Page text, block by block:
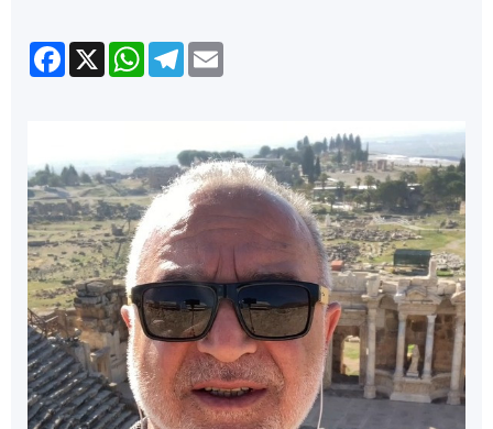
Facebook
X WhatsApp
Telegram